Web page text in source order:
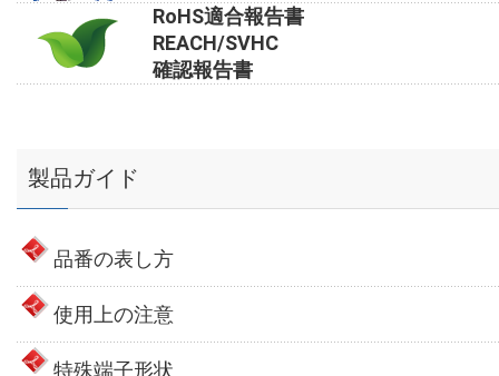
RoHS適合報告書
REACH/SVHC
確認報告書
製品ガイド
品番の表し方
使用上の注意
特殊端子形状